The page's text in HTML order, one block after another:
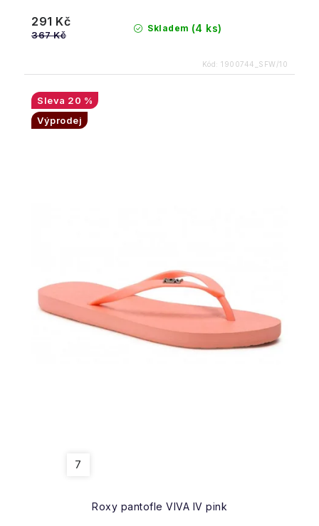
Skladem (4 ks)
291 Kč
367 Kč
Kód: 1900744_SFW/10
Roxy pantofle VIVA IV pink
20 %
Výprodej
7